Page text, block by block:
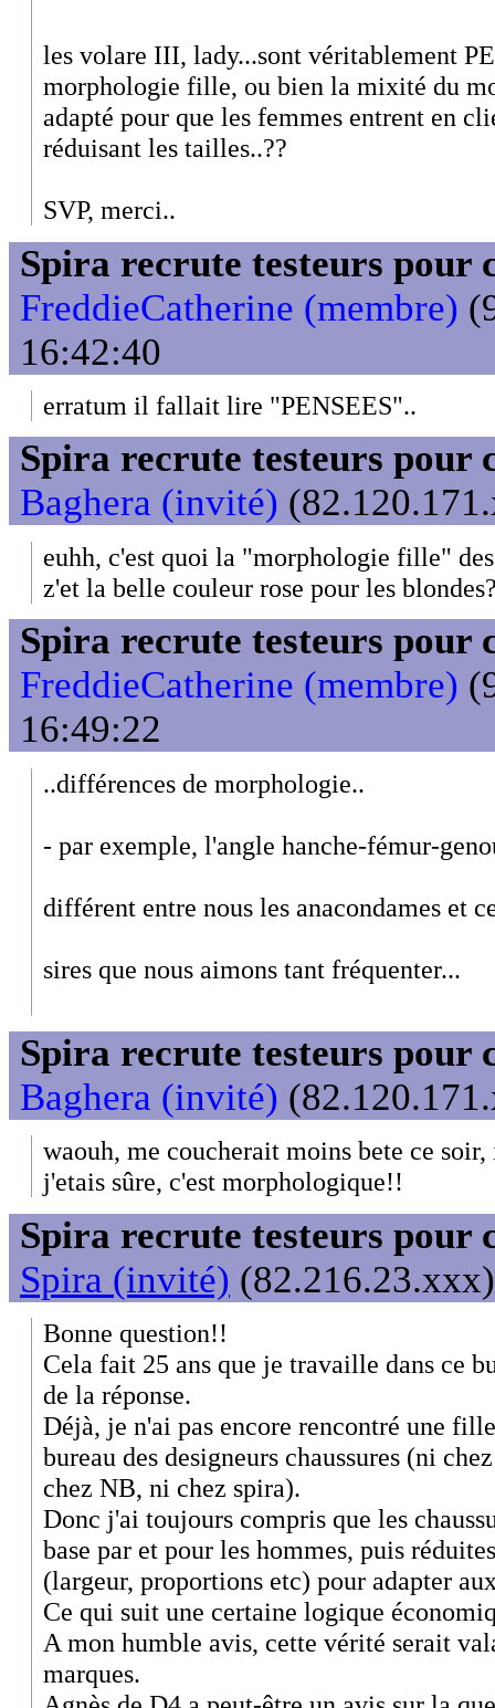
les volare III, lady...sont véritablement
morphologie fille, ou bien la mixité du
adapté pour que les femmes entrent en
réduisant les tailles..??
SVP, merci..
Spira recrute testeurs pour
FreddieCatherine (membre)
16:42:40
erratum il fallait lire "PENSEES"..
Spira recrute testeurs pour
Baghera (invité)
euhh, c'est quoi la "morphologie fille"
z'et la belle couleur rose pour les
Spira recrute testeurs pour
FreddieCatherine (membre)
16:49:22
..différences de morphologie..
- par exemple, l'angle hanche-fémur-
différent entre nous les anacondames et
sires que nous aimons tant fréquenter...
Spira recrute testeurs pour
Baghera (invité)
waouh, me coucherait moins bete ce
j'etais sûre, c'est morphologique!!
Spira recrute testeurs pour
Spira (invité)
Bonne question!!
Cela fait 25 ans que je travaille dans ce
de la réponse.
Déjà, je n'ai pas encore rencontré une
bureau des designeurs chaussures (ni
chez NB, ni chez spira).
Donc j'ai toujours compris que les
base par et pour les hommes, puis
(largeur, proportions etc) pour adapter
Ce qui suit une certaine logique
A mon humble avis, cette vérité serait
marques.